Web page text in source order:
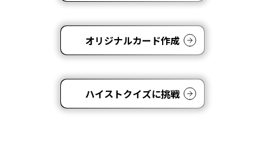
オリジナルカード作成
ハイストクイズに挑戦